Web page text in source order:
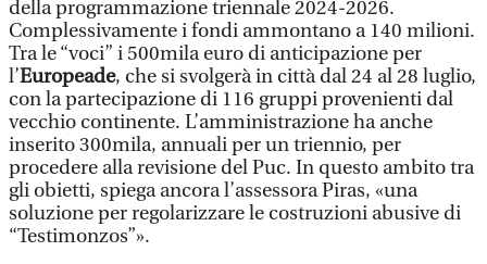
della programmazione triennale 2024-2026.
Complessivamente i fondi ammontano a 140 milioni.
Tra le “voci” i 500mila euro di anticipazione per
l’Europeade, che si svolgerà in città dal 24 al 28 luglio,
con la partecipazione di 116 gruppi provenienti dal
vecchio continente. L’amministrazione ha anche
inserito 300mila, annuali per un triennio, per
procedere alla revisione del Puc. In questo ambito tra
gli obietti, spiega ancora l’assessora Piras, «una
soluzione per regolarizzare le costruzioni abusive di
“Testimonzos”».